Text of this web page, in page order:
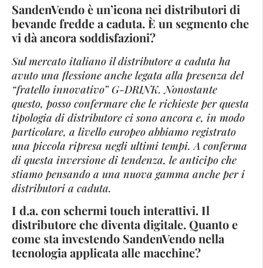
SandenVendo è un’icona nei distributori di
bevande fredde a caduta. È un segmento che
vi dà ancora soddisfazioni?
Sul mercato italiano il distributore a caduta ha
avuto una flessione anche legata alla presenza del
“fratello innovativo” G-DRINK. Nonostante
questo, posso confermare che le richieste per questa
tipologia di distributore ci sono ancora e, in modo
particolare, a livello europeo abbiamo registrato
una piccola ripresa negli ultimi tempi. A conferma
di questa inversione di tendenza, le anticipo che
stiamo pensando a una nuova gamma anche per i
distributori a caduta.
I d.a. con schermi touch interattivi. Il
distributore che diventa digitale. Quanto e
come sta investendo SandenVendo nella
tecnologia applicata alle macchine?